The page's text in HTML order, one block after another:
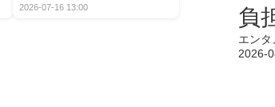
2026-07-16 13:00
負
エンタ
2026-